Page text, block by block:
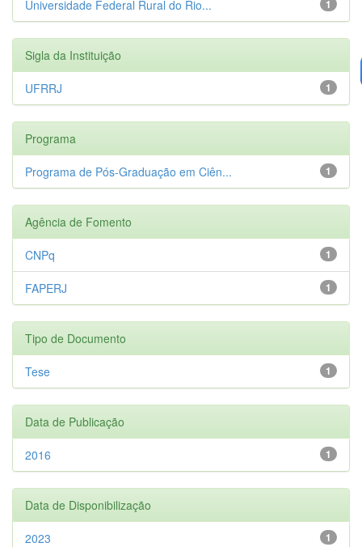
1
Universidade Federal Rural do Rio...
Sigla da Instituição
1
UFRRJ
Programa
1
Programa de Pós-Graduação em Ciên...
Agência de Fomento
1
CNPq
1
FAPERJ
Tipo de Documento
1
Tese
Data de Publicação
1
2016
Data de Disponibilização
1
2023